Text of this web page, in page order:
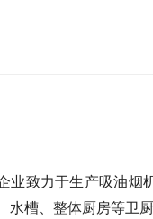
业致力于生产吸油烟
水槽、整体厨房等卫厨